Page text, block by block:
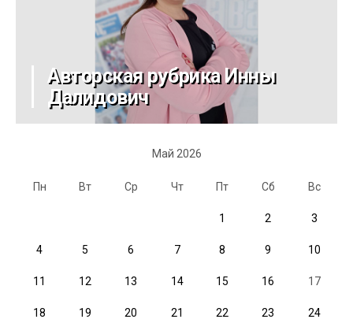
Авторская рубрика Инны
Далидович
Май 2026
Пн Вт Ср Чт Пт Сб Вс
1 2 3
4 5 6 7 8 9 10
11 12 13 14 15 16 17
18 19 20 21 22 23 24